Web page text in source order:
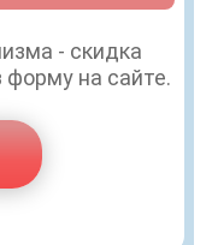
- скидка
форму на сайте.